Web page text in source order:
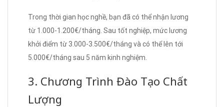
Trong thời gian học nghề, bạn đã có thể nhận lương
từ 1.000-1.200€/tháng. Sau tốt nghiệp, mức lương
khởi điểm từ 3.000-3.500€/tháng và có thể lên tới
5.000€/tháng sau 5 năm kinh nghiệm.
3. Chương Trình Đào Tạo Chất
Lượng